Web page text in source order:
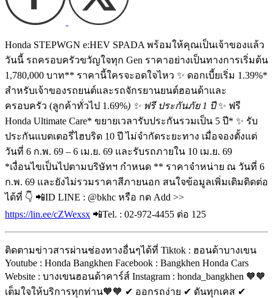
Honda STEPWGN e:HEV SPADA พร้อมให้คุณเป็นเจ้าของแล้ว
วันนี้ รถครอบครัวขวัญใจทุก Gen ราคาอย่างเป็นทางการเริ่มต้น
1,780,000 บาท** ราคานี้ใครจะอดใจไหว ✨ ดอกเบี้ยเริ่ม 1.39%*
สำหรับเจ้าของรถยนต์และรถจักรยานยนต์ฮอนด้าและ
ครอบครัว (ลูกค้าทั่วไป 1.69%) ✨ ฟรี ประกันภัย 1 ปี✨ ฟรี
Honda Ultimate Care* ขยายเวลารับประกันรวมเป็น 5 ปี* ✨ รับ
ประกันแบตเตอรี่ไฮบริด 10 ปี ไม่จำกัดระยะทาง เมื่อจองตั้งแต่
วันที่ 6 ก.พ. 69 – 6 เม.ย. 69 และรับรถภายใน 10 เม.ย. 69
*เงื่อนไขเป็นไปตามบริษัทฯ กำหนด ** ราคาจำหน่าย ณ วันที่ 6
ก.พ. 69 และยังไม่รวมราคาสีภายนอก สนใจข้อมูลเพิ่มเติมติดต่อ
ได้ที่ 👇 📲ID LINE : @bkhc หรือ กด Add >>
https://lin.ee/cZWexsx 📲Tel. : 02-972-4455 ต่อ 125
ติดตามข่าวสารผ่านช่องทางอื่นๆได้ที่ Tiktok : ฮอนด้าบางเขน
Youtube : Honda Bangkhen Facebook : Bangkhen Honda Cars
Website : บางเขนฮอนด้าคาร์ส์ Instagram : honda_bangkhen 🧡🧡
เต็มใจให้บริการทุกท่าน🧡🧡 ✔ ออกรถง่าย ✔ ดันทุกเคส ✔